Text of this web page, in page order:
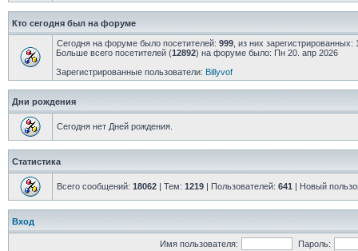
Кто сегодня был на форуме
Сегодня на форуме было посетителей: 999 , из них
Больше всего посетителей (12892) на форуме было: Пн 20. апр 2026
Зарегистрированные пользователи: Billyvof
Дни рождения
Сегодня нет Дней рождения.
Статистика
Всего сообщений: 18062 | Тем: 1219 | Пользователей: 641 | Новый
Вход
Имя пользователя: Пароль: